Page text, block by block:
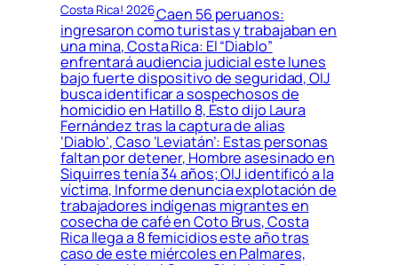
Costa Rica! 2026Caen 56 peruanos:
ingresaron como turistas y trabajaban en
una mina, Costa Rica: El “Diablo”
enfrentará audiencia judicial este lunes
bajo fuerte dispositivo de seguridad, OIJ
busca identificar a sospechosos de
homicidio en Hatillo 8, Esto dijo Laura
Fernández tras la captura de alias
‘Diablo’, Caso ‘Leviatán’: Estas personas
faltan por detener, Hombre asesinado en
Siquirres tenía 34 años; OIJ identificó a la
víctima, Informe denuncia explotación de
trabajadores indígenas migrantes en
cosecha de café en Coto Brus, Costa
Rica llega a 8 femicidios este año tras
caso de este miércoles en Palmares,